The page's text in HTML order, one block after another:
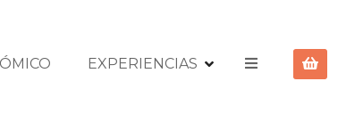
EXPERIENCIAS